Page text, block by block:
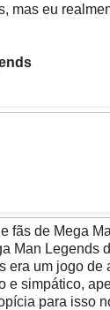
mas eu
fãs de Mega
Man Legends
era um jogo de
e simpático,
para isso